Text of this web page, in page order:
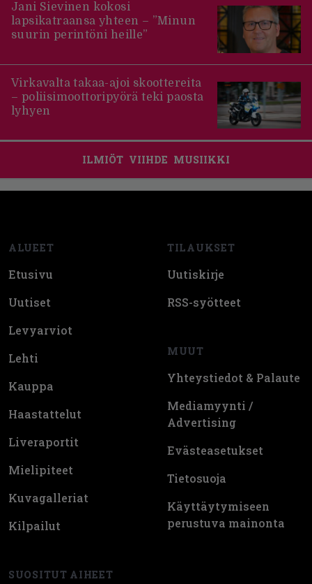
Jani Sievinen kokosi
lapsikatraansa yhteen – ”Minun
suurin perintöni heille”
Virkavalta takaa-ajoi skoottereita
– poliisimoottoripyörä teki paosta
lyhyen
ILMIÖT VIIHDE MUSIIKKI
ALUEET
Etusivu
Uutiset
Levyarviot
Lehti
Kauppa
Haastattelut
Liveraportit
Mielipiteet
Kuvagalleriat
Kilpailut
SUOSITUT AIHEET
TILAUKSET
Uutiskirje
RSS-syötteet
MUUT
Yhteystiedot & Palaute
Mediamyynti /
Advertising
Evästeasetukset
Tietosuoja
Käyttäytymiseen
perustuva mainonta